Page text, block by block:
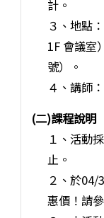
計。
３、地點
1F 會議室
號）。
４、講師
(二)課程說明
１、活動
止。
２、於04/
惠價！請